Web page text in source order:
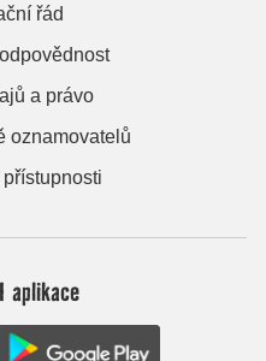
řád
a právo
oznamovatelů
aplikace